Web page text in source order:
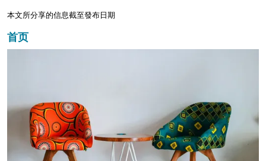
本文所分享的信息截至發布日期
首页